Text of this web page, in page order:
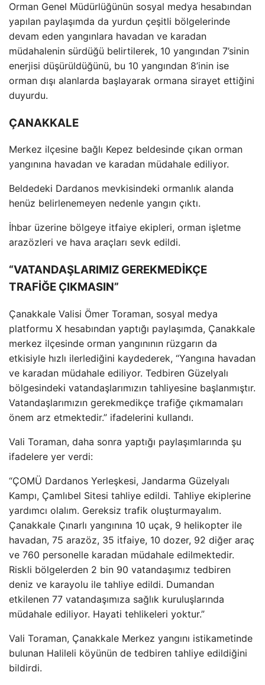
Orman Genel Müdürlüğünün sosyal medya hesabından
yapılan paylaşımda da yurdun çeşitli bölgelerinde
devam eden yangınlara havadan ve karadan
müdahalenin sürdüğü belirtilerek, 10 yangından 7’sinin
enerjisi düşürüldüğünü, bu 10 yangından 8’inin ise
orman dışı alanlarda başlayarak ormana sirayet ettiğini
duyurdu.
ÇANAKKALE
Merkez ilçesine bağlı Kepez beldesinde çıkan orman
yangınına havadan ve karadan müdahale ediliyor.
Beldedeki Dardanos mevkisindeki ormanlık alanda
henüz belirlenemeyen nedenle yangın çıktı.
İhbar üzerine bölgeye itfaiye ekipleri, orman işletme
arazözleri ve hava araçları sevk edildi.
“VATANDAŞLARIMIZ GEREKMEDİKÇE
TRAFİĞE ÇIKMASIN”
Çanakkale Valisi Ömer Toraman, sosyal medya
platformu X hesabından yaptığı paylaşımda, Çanakkale
merkez ilçesinde orman yangınının rüzgarın da
etkisiyle hızlı ilerlediğini kaydederek, “Yangına havadan
ve karadan müdahale ediliyor. Tedbiren Güzelyalı
bölgesindeki vatandaşlarımızın tahliyesine başlanmıştır.
Vatandaşlarımızın gerekmedikçe trafiğe çıkmamaları
önem arz etmektedir.” ifadelerini kullandı.
Vali Toraman, daha sonra yaptığı paylaşımlarında şu
ifadelere yer verdi:
“ÇOMÜ Dardanos Yerleşkesi, Jandarma Güzelyalı
Kampı, Çamlıbel Sitesi tahliye edildi. Tahliye ekiplerine
yardımcı olalım. Gereksiz trafik oluşturmayalım.
Çanakkale Çınarlı yangınına 10 uçak, 9 helikopter ile
havadan, 75 arazöz, 35 itfaiye, 10 dozer, 92 diğer araç
ve 760 personelle karadan müdahale edilmektedir.
Riskli bölgelerden 2 bin 90 vatandaşımız tedbiren
deniz ve karayolu ile tahliye edildi. Dumandan
etkilenen 77 vatandaşımıza sağlık kuruluşlarında
müdahale ediliyor. Hayati tehlikeleri yoktur.”
Vali Toraman, Çanakkale Merkez yangını istikametinde
bulunan Halileli köyünün de tedbiren tahliye edildiğini
bildirdi.